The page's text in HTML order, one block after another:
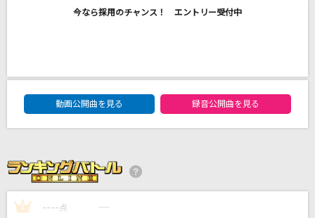
[生音]ジュリアに傷心(ハートブレイク)
平井堅
青
今なら採用のチャンス！ エントリー受付中
DAM★ともボーカルエントリーランキング
動画公開曲を見る
録音公開曲を見る
1 ---- 点 ----